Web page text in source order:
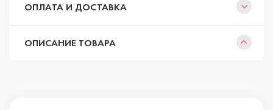
ОПЛАТА И ДОСТАВКА
ОПИСАНИЕ ТОВАРА